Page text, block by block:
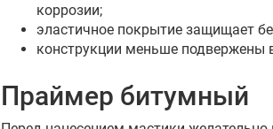
коррозии;
эластичное покрытие защищает
конструкции меньше подвержены
Праймер битумный